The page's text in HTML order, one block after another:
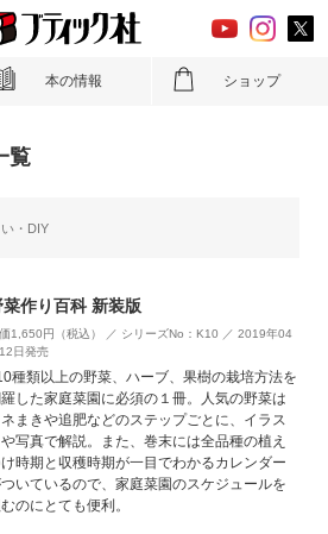
本の情報 ショップ
覧
・DIY
菜作り百科 新装版
1,650円（税込） ／ シリーズNo：K10 ／ 2019年04
日発売
種類以上の野菜、ハーブ、果樹の栽培方法を
した家庭菜園に必須の１冊。人気の野菜は
まきや追肥などのステップごとに、イラス
や写真で解説。また、巻末には全品種の植え
時期と収穫時期が一目でわかるカレンダー
いているので、家庭菜園のスケジュールを
のにとても便利。